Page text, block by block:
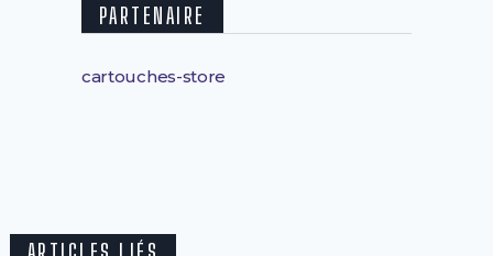
PARTENAIRE
cartouches-store